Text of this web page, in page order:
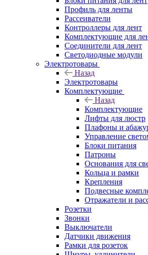
Профиль для ленты
Рассеиватели
Контроллеры для лент
Комплектующие для
Соединители для лент
Светодиодные модули
Электротовары
Назад
Электротовары
Комплектующие
Назад
Комплектующие
Лифты для люстр
Плафоны и
Управление
Блоки питания
Патроны
Основания для
Кольца и рамки
Крепления
Подвесные
Отражатели и
Розетки
Звонки
Выключатели
Датчики движения
Рамки для розеток